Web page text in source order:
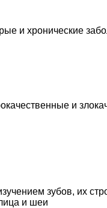
и хронические
и
зубов, их
и шеи